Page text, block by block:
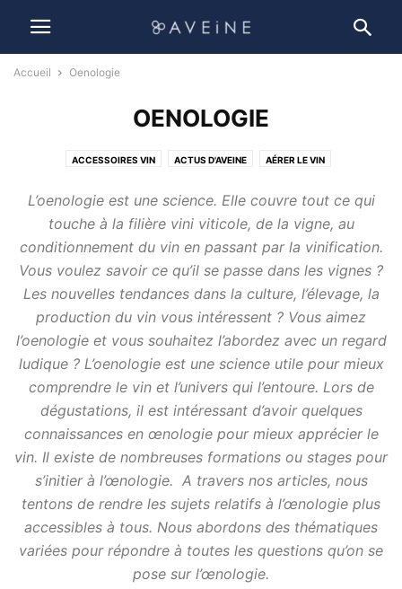
Accueil Oenologie
OENOLOGIE
ACCESSOIRES VIN ACTUS D'AVEINE AÉRER LE VIN
LE BUSINESS DU VIN NON-CLASSÉ OENOLOGIE OENOTOURISME
TENDANCES
L’oenologie est une science. Elle couvre tout ce qui
touche à la filière vini viticole, de la vigne, au
conditionnement du vin en passant par la vinification.
Vous voulez savoir ce qu’il se passe dans les vignes ?
Les nouvelles tendances dans la culture, l’élevage, la
production du vin vous intéressent ? Vous aimez
l’oenologie et vous souhaitez l’abordez avec un regard
ludique ? L’oenologie est une science utile pour mieux
comprendre le vin et l’univers qui l’entoure. Lors de
dégustations, il est intéressant d’avoir quelques
connaissances en œnologie pour mieux apprécier le
vin. Il existe de nombreuses formations ou stages pour
s’initier à l’œnologie. A travers nos articles, nous
tentons de rendre les sujets relatifs à l’œnologie plus
accessibles à tous. Nous abordons des thématiques
variées pour répondre à toutes les questions qu’on se
pose sur l’œnologie.